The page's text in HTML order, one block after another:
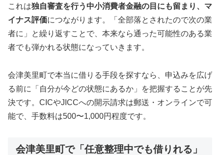
これは独自審査を行う中小消費者金融の目にも留まり、マ
イナス評価につながります。「全部落とされたので次の業
者に」と繰り返すことで、本来なら通った可能性のある業
者でも弾かれる状態になっていきます。
会津美里町で本当に借りる手段を探すなら、申込みを広げ
る前に「自分が今どの状態にあるか」を把握することが先
決です。CICやJICCへの開示請求は郵送・オンラインで可
能で、手数料は500〜1,000円程度です。
会津美里町で「任意整理中でも借りれる」